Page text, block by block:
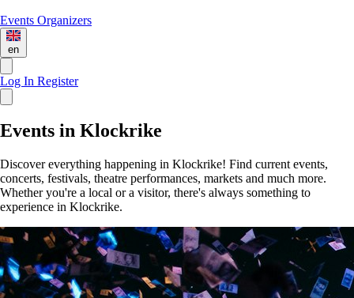
Events Organizers
en
Log In Register
Events in Klockrike
Discover everything happening in Klockrike! Find current events,
concerts, festivals, theatre performances, markets and much more.
Whether you're a local or a visitor, there's always something to
experience in Klockrike.